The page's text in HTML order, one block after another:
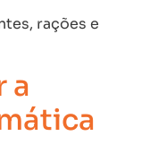
rações e
a